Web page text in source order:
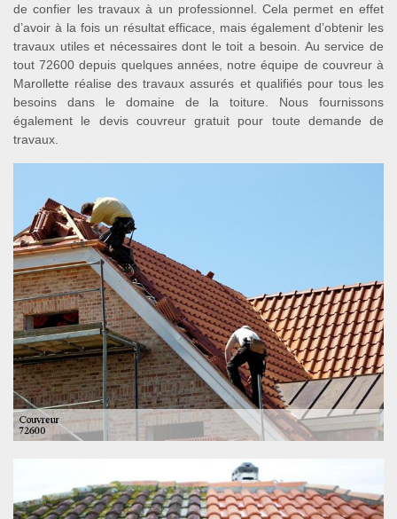
de confier les travaux à un professionnel. Cela permet en effet
d’avoir à la fois un résultat efficace, mais également d’obtenir les
travaux utiles et nécessaires dont le toit a besoin. Au service de
tout 72600 depuis quelques années, notre équipe de couvreur à
Marollette réalise des travaux assurés et qualifiés pour tous les
besoins dans le domaine de la toiture. Nous fournissons
également le devis couvreur gratuit pour toute demande de
travaux.